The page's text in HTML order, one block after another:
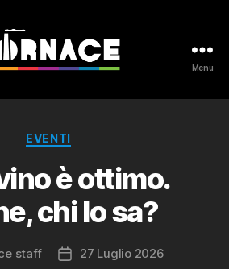
Menu
Categorie
EVENTI
è ottimo.
chi lo sa?
staff
Data27 Luglio 2026